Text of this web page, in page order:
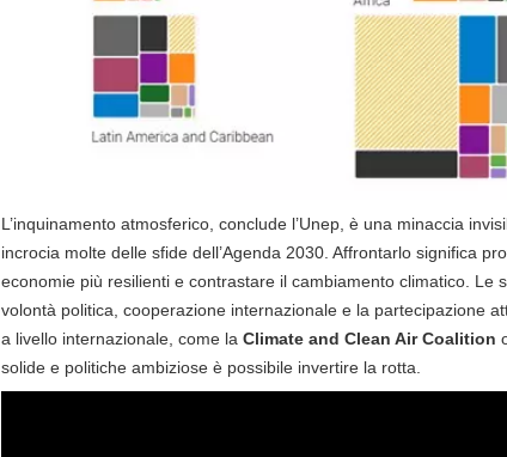
L’inquinamento atmosferico, conclude l’Unep, è una minaccia
incrocia molte delle sfide dell’Agenda 2030. Affrontarlo significa
economie più resilienti e contrastare il cambiamento climatico.
volontà politica, cooperazione internazionale e la partecipazione
a livello internazionale, come la Climate and Clean Air Coalition
solide e politiche ambiziose è possibile invertire la rotta.